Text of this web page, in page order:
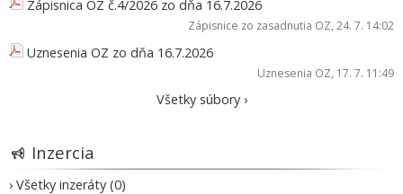
Zápisnica OZ č.4/2026 zo dňa 16.7.2026
Zápisnice zo zasadnutia OZ, 24. 7. 14:02
Uznesenia OZ zo dňa 16.7.2026
Uznesenia OZ, 17. 7. 11:49
Všetky súbory ›
Inzercia
› Všetky inzeráty (0)